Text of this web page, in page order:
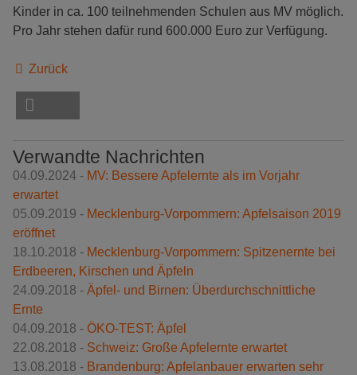
Kinder in ca. 100 teilnehmenden Schulen aus MV möglich.
Pro Jahr stehen dafür rund 600.000 Euro zur Verfügung.
Zurück
Verwandte Nachrichten
04.09.2024 - MV: Bessere Apfelernte als im Vorjahr
erwartet
05.09.2019 - Mecklenburg-Vorpommern: Apfelsaison 2019
eröffnet
18.10.2018 - Mecklenburg-Vorpommern: Spitzenernte bei
Erdbeeren, Kirschen und Äpfeln
24.09.2018 - Äpfel- und Birnen: Überdurchschnittliche
Ernte
04.09.2018 - ÖKO-TEST: Äpfel
22.08.2018 - Schweiz: Große Apfelernte erwartet
13.08.2018 - Brandenburg: Apfelanbauer erwarten sehr